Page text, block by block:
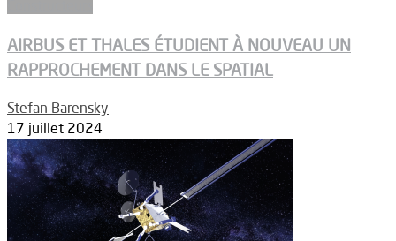
AIRBUS ET THALES ÉTUDIENT À NOUVEAU UN
RAPPROCHEMENT DANS LE SPATIAL
Stefan Barensky -
17 juillet 2024